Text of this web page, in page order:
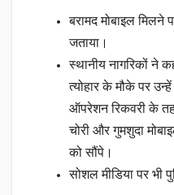
बरामद मोबाइल मिलने
जताया।
स्थानीय नागरिकों ने
त्योहार के मौके पर
ऑपरेशन रिकवरी के
चोरी और गुमशुदा
को सौंपे।
सोशल मीडिया पर भी